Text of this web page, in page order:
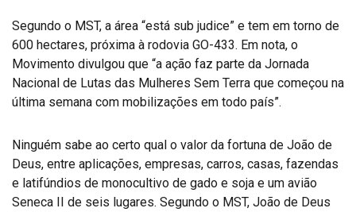
Segundo o MST, a área “está sub judice” e tem em torno de
600 hectares, próxima à rodovia GO-433. Em nota, o
Movimento divulgou que “a ação faz parte da Jornada
Nacional de Lutas das Mulheres Sem Terra que começou na
última semana com mobilizações em todo país”.
Ninguém sabe ao certo qual o valor da fortuna de João de
Deus, entre aplicações, empresas, carros, casas, fazendas
e latifúndios de monocultivo de gado e soja e um avião
Seneca II de seis lugares. Segundo o MST, João de Deus